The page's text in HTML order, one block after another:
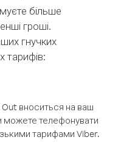
більше
гроші.
гнучких
тарифів:
вноситься на ваш
можете телефонувати
тарифами Viber.